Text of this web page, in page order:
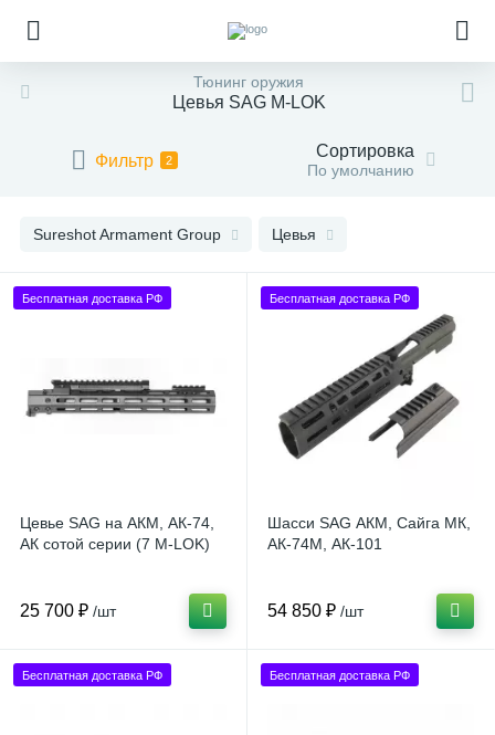
Тюнинг оружия
Цевья SAG M-LOK
Фильтр 2 Сортировка
По умолчанию
Sureshot Armament Group Цевья
Бесплатная доставка РФ
Цевье SAG на АКМ, АК-74,
АК сотой серии (7 M-LOK)
25 700 ₽ /шт
Бесплатная доставка РФ
Шасси SAG АКМ, Сайга МК,
АК-74М, АК-101
54 850 ₽ /шт
Бесплатная доставка РФ Бесплатная доставка РФ